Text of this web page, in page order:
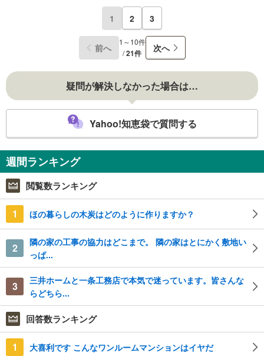
1 2 3
前へ
1～10件
/21件 次へ
疑問が解決しなかった場合は…
Yahoo!知恵袋で質問する
週間ランキング
閲覧数ランキング
1 ほの暮らしの木炭はどのように作りますか？
2
隣の家の工事の協力はどこまで。 隣の家はとにかく敷地い
っぱ...
3
三井ホームと一条工務店で本気で迷っています。皆さんな
らどちら...
回答数ランキング
1 大喜利です こんなワンルームマンションはイヤだ